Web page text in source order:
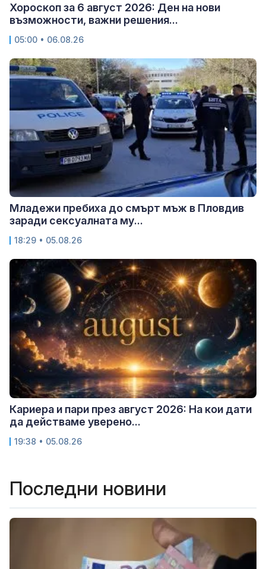
Хороскоп за 6 август 2026: Ден на нови
възможности, важни решения...
05:00 • 06.08.26
Младежи пребиха до смърт мъж в Пловдив
заради сексуалната му...
18:29 • 05.08.26
Кариера и пари през август 2026: На кои дати
да действаме уверено...
19:38 • 05.08.26
Последни новини